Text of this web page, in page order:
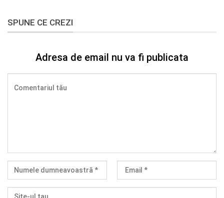
SPUNE CE CREZI
Adresa de email nu va fi publicata